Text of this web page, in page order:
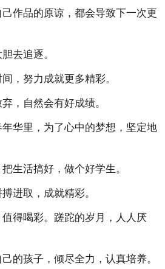
作品的原谅，都会导致下一次更
去追逐。
，努力成就更多精彩。
，自然会有好成绩。
华里，为了心中的梦想，坚定地
生活搞好，做个好学生。
进取，成就精彩。
得喝彩。蹉跎的岁月，人人厌
的孩子，倾尽全力，认真培养。